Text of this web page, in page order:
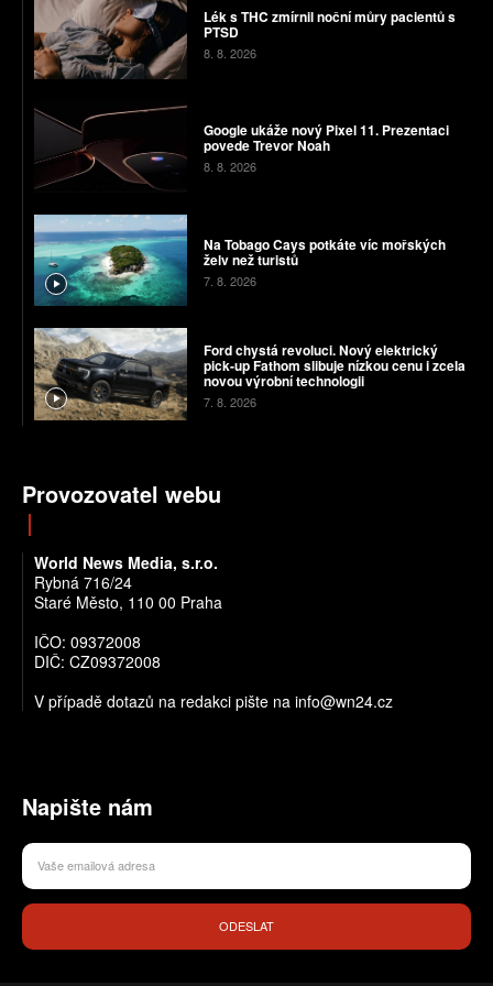
Lék s THC zmírnil noční můry pacientů s
PTSD
8. 8. 2026
Google ukáže nový Pixel 11. Prezentaci
povede Trevor Noah
8. 8. 2026
Na Tobago Cays potkáte víc mořských
želv než turistů
7. 8. 2026
Ford chystá revoluci. Nový elektrický
pick-up Fathom slibuje nízkou cenu i zcela
novou výrobní technologii
7. 8. 2026
Provozovatel webu
World News Media, s.r.o.
Rybná 716/24
Staré Město, 110 00 Praha
IČO: 09372008
DIČ: CZ09372008
V případě dotazů na redakci pište na info@wn24.cz
Napište nám
ODESLAT